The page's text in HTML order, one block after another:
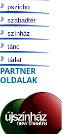
pszicho
szabadtér
színház
tánc
tárlat
PARTNER
OLDALAK